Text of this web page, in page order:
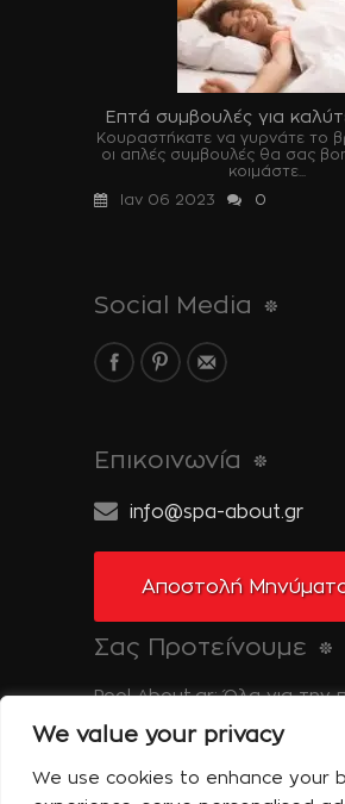
We value your privacy
We use cookies to enhance your
Επτά συμβουλές για
Κουραστήκατε να γυρνάτε το
οι απλές συμβουλές θα σας
κοιμάστε...
Ιαν 06 2023
0
Social Media
Επικοινωνία
info@spa-about.gr
Αποστολή
Σας Προτείνουμε
Pool-About.gr: Όλα για την
Tinos-About.gr: Ανακαλύψτε